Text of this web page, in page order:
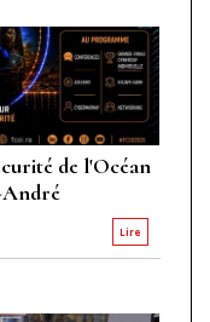
de l'Océan
André
Lire